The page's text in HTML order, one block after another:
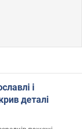
і
деталі